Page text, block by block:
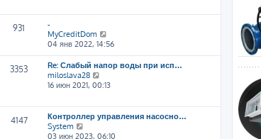
и
ю
у
о
о
б
щ
н
ю
д
н
е
м
у
с
о
б
щ
е
о
с
д
н
е
у
с
о
е
т
и
п
о
с
н
е
931
-
MyCreditDom
е
р
е
т
п
о
с
04 янв 2022, 14:56
3353
Re: Слабый напор воды при исп…
miloslava28
е
е
й
и
16 июн 2021, 00:13
4147
Контроллер управления насосно…
System
е
03 июн 2023, 06:10